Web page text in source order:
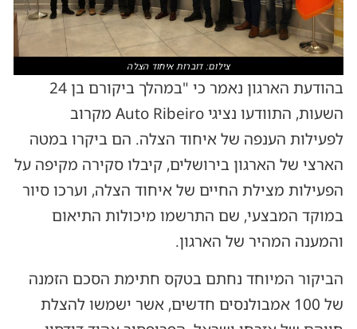
צילום: דוברות איחוד הצלה
בהודעת הארגון נאמר כי "במהלך ביקורם בן 24
השעות, התוודעו נציגי Auto Ribeiro מקרוב
לפעילות הענפה של איחוד הצלה. הם ביקרו במטה
הארצי של הארגון בירושלים, קיבלו סקירה מקיפה על
הפעילות מצילת החיים של איחוד הצלה, וערכו סיור
במוקד המבצעי, שם התרשמו מיכולות התיאום
והמענה המהיר של הארגון.
הביקור המיוחד נחתם בטקס חתימת הסכם הזמנה
של 100 אמבולנסים חדשים, אשר ישמשו להצלת